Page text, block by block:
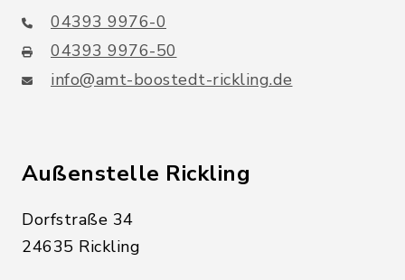
04393 9976-0
04393 9976-50
info@amt-boostedt-rickling.de
Außenstelle Rickling
Dorfstraße 34
24635 Rickling